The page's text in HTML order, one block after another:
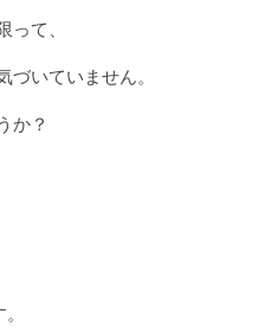
て、
いていません。
か？